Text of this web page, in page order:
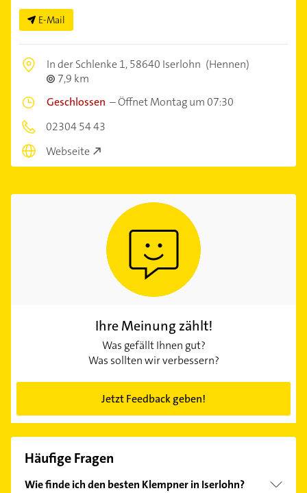
E-Mail
In der Schlenke 1,58640 Iserlohn (Hennen)
7,9 km
Geschlossen –Öffnet Montag um 07:30
02304 54 43
Webseite
Ihre Meinung zählt!
Was gefällt Ihnen gut?
Was sollten wir verbessern?
Jetzt Feedback geben!
Häufige Fragen
Wie finde ich den besten Klempner in Iserlohn?